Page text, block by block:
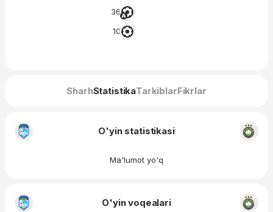
36′
10′
SharhStatistikaTarkiblarFikrlar
O'yin statistikasi
Ma'lumot yo'q
O'yin voqealari